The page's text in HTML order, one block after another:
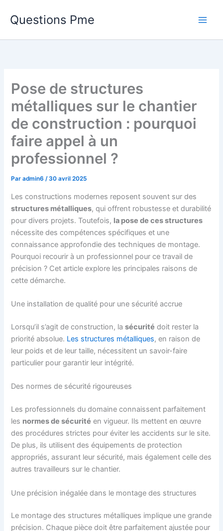
Questions Pme
Pose de structures
métalliques sur le chantier
de construction : pourquoi
faire appel à un
professionnel ?
Paradmin6/30 avril 2025
Les constructions modernes reposent souvent sur des
structures métalliques, qui offrent robustesse et durabilité
pour divers projets. Toutefois, la pose de ces structures
nécessite des compétences spécifiques et une
connaissance approfondie des techniques de montage.
Pourquoi recourir à un professionnel pour ce travail de
précision ? Cet article explore les principales raisons de
cette démarche.
Une installation de qualité pour une sécurité accrue
Lorsqu’il s’agit de construction, lasécurité doit rester la
priorité absolue. Les structures métalliques, en raison de
leur poids et de leur taille, nécessitent un savoir-faire
particulier pour garantir leur intégrité.
Des normes de sécurité rigoureuses
Les professionnels du domaine connaissent parfaitement
les normes de sécurité en vigueur. Ils mettent en œuvre
des procédures strictes pour éviter les accidents sur le site.
De plus, ils utilisent des équipements de protection
appropriés, assurant leur sécurité, mais également celle des
autres travailleurs sur le chantier.
Une précision inégalée dans le montage des structures
Le montage des structures métalliques implique une grande
précision. Chaque pièce doit être parfaitement ajustée pour